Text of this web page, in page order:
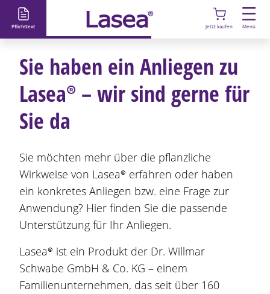
r
Pflichttext Jetzt kaufen Menü
Sie haben ein Anliegen zu
Lasea® – wir sind gerne für
Sie da
Sie möchten mehr über die pflanzliche
Wirkweise von Lasea® erfahren oder haben
ein konkretes Anliegen bzw. eine Frage zur
Anwendung? Hier finden Sie die passende
Unterstützung für Ihr Anliegen.
Lasea® ist ein Produkt der Dr. Willmar
Schwabe GmbH & Co. KG – einem
Familienunternehmen, das seit über 160